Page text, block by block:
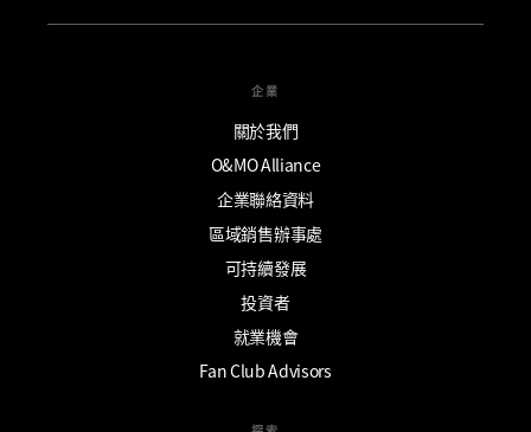
企業
關於我們
O&MO Alliance
企業聯絡資料
區域銷售辦事處
可持續發展
投資者
就業機會
Fan Club Advisors